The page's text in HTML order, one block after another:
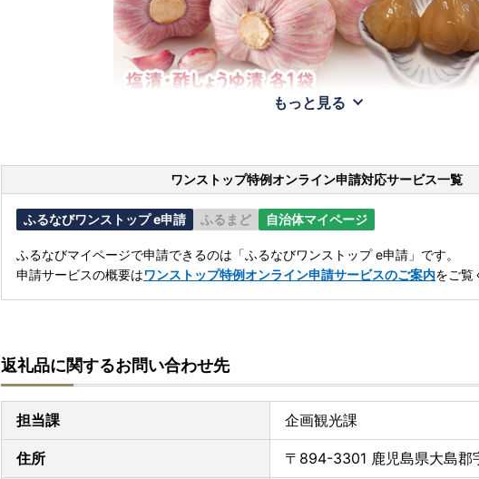
もっと見る
ワンストップ特例オンライン申請対応サービス一覧
ふるなびワンストップ e申請 ふるまど 自治体マイページ
ふるなびマイページで申請できるのは「ふるなびワンストップ e申請」です。
申請サービスの概要はワンストップ特例オンライン申請サービスのご案内をご覧
返礼品に関するお問い合わせ先
担当課 企画観光課
住所 〒894-3301 鹿児島県大島郡